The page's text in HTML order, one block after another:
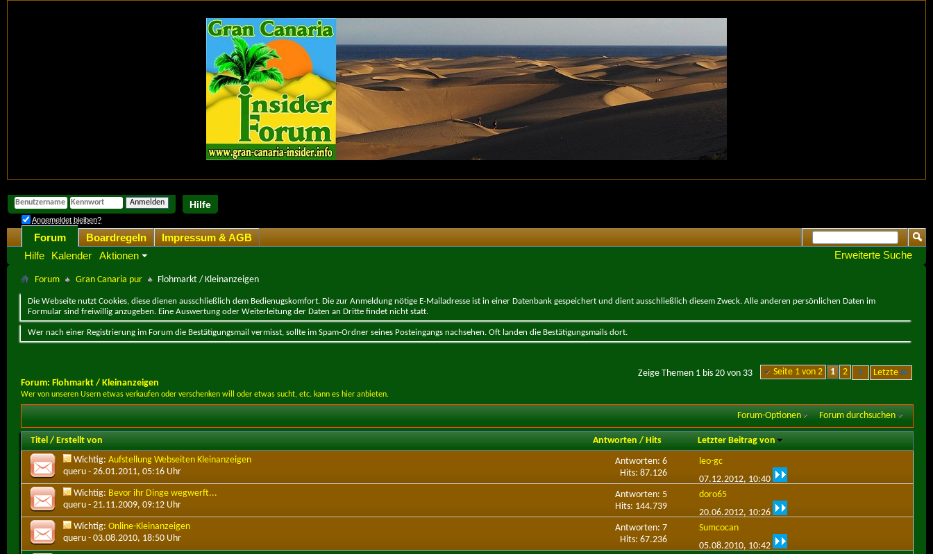
Hilfe
Angemeldet bleiben?
Forum
Hilfe
Kalender Aktionen
Boardregeln
Impressum & AGB
Erweiterte Suche
Forum Gran Canaria pur Flohmarkt / Kleinanzeigen
Die Webseite nutzt Cookies, diese dienen ausschließlich dem Bedienugskomfort. Die zur Anmeldung nötige E-Mailadresse ist in einer Datenbank gespeichert und dient ausschließlich diesem Zweck. Alle anderen persönlichen Daten im
Formular sind freiwillig anzugeben. Eine Auswertung oder Weiterleitung der Daten an Dritte findet nicht statt.
Wer nach einer Registrierung im Forum die Bestätigungsmail vermisst, sollte im Spam-Ordner seines Posteingangs nachsehen. Oft landen die Bestätigungsmails dort.
Seite 1 von 2 1 2 Letzte
Zeige Themen 1 bis 20 von 33
Forum: Flohmarkt / Kleinanzeigen
Wer von unseren Usern etwas verkaufen oder verschenken will oder etwas sucht, etc. kann es hier anbieten.
Forum-Optionen Forum durchsuchen
Titel / Erstellt von Antworten / Hits
Letzter Beitrag von
Wichtig: Aufstellung Webseiten Kleinanzeigen
queru - 26.01.2011, 05:16 Uhr
Antworten: 6
Hits: 87.126
leo-gc
07.12.2012, 10:40
Wichtig: Bevor ihr Dinge wegwerft...
queru - 21.11.2009, 09:12 Uhr
Antworten: 5
Hits: 144.739
doro65
20.06.2012, 10:26
Wichtig: Online-Kleinanzeigen
queru - 03.08.2010, 18:50 Uhr
Antworten: 7
Hits: 67.236
Sumcocan
05.08.2010, 10:42